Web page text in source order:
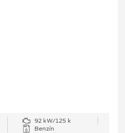
92 kW/125 k
Benzín